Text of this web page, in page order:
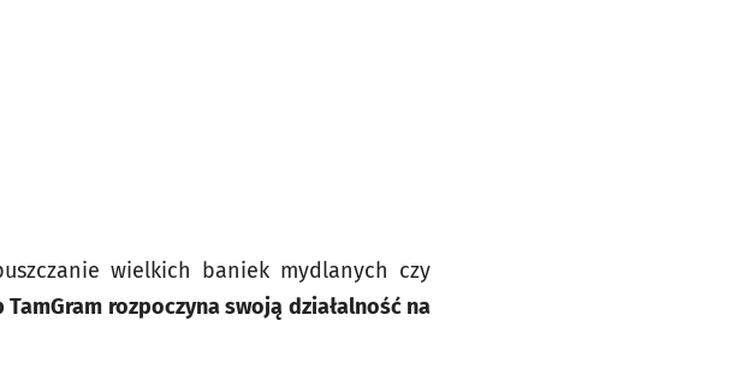
wielkich baniek mydlanych czy
TamGram rozpoczyna swoją działalność na